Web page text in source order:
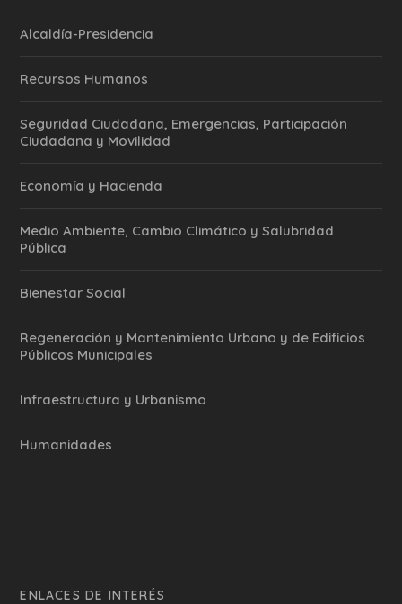
Alcaldía-Presidencia
Recursos Humanos
Seguridad Ciudadana, Emergencias, Participación
Ciudadana y Movilidad
Economía y Hacienda
Medio Ambiente, Cambio Climático y Salubridad
Pública
Bienestar Social
Regeneración y Mantenimiento Urbano y de Edificios
Públicos Municipales
Infraestructura y Urbanismo
Humanidades
ENLACES DE INTERÉS